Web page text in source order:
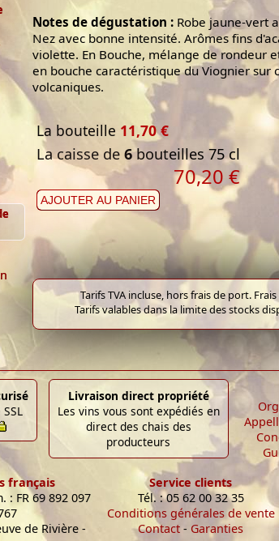
Notes de dégustation : Robe jaune-vert
Nez avec bonne intensité. Arômes fins
violette. En Bouche, mélange de rondeur
en bouche caractéristique du Viognier sur
volcaniques.
La bouteille 11,70 €
La caisse de 6bouteilles 75 cl
70,20 €
AJOUTER AU PANIER
Tarifs TVA incluse, hors frais de port.
Tarifs valables dans la limite des stocks
Livraison direct propriété
Les vins vous sont expédiés en
direct des chais des
producteurs
français
: FR 69 892 097
de Rivière -
Service clients
Tél. : 05 62 00 32 35
Conditions générales de vente
Contact - Garanties